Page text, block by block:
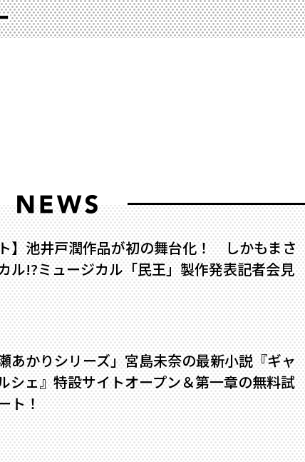
】池井戸潤作品が初の舞台化！ しかもまさ
ル!?――ミュージカル「民王」製作発表記者会見
あかりシリーズ」宮島未奈の最新小説『ギャ
シェ』特設サイトオープン＆第一章の無料試
ト！